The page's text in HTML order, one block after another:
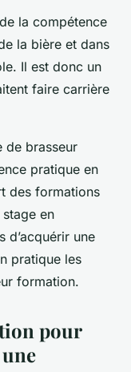
la compétence
la bière et dans
Il est donc un
faire carrière
de brasseur
pratique en
des formations
en
d’acquérir une
pratique les
formation.
pour